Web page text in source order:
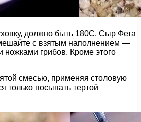
должно быть 180С. Сыр Фета
с взятым наполнением —
ножками грибов. Кроме этого
смесью, применяя столовую
только посыпать тертой